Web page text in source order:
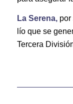
La Serena, por
lío que se
Tercera